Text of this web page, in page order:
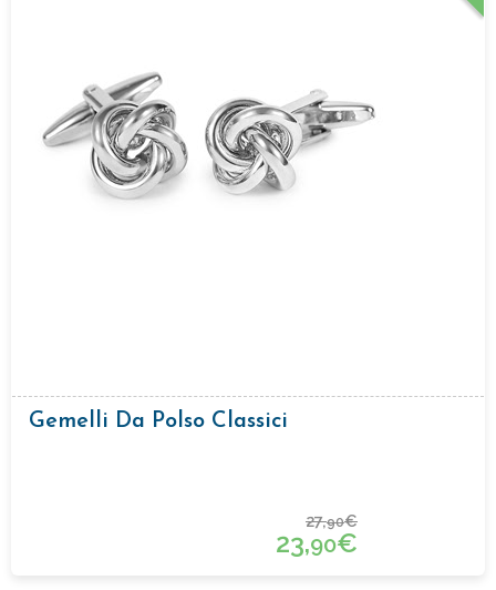
Gemelli Da Polso Classici
27,90€
23,90€